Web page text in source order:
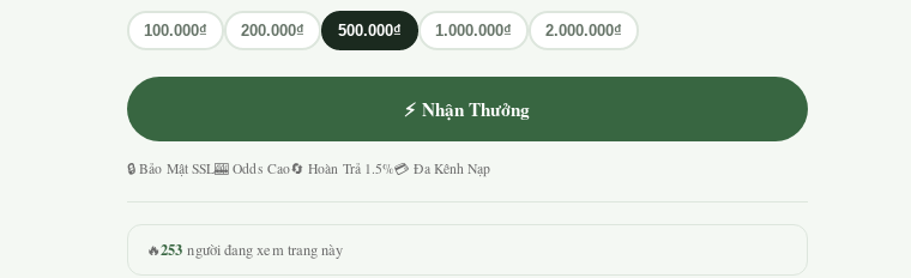
100.000₫ 200.000₫ 500.000₫ 1.000.000₫ 2.000.000₫
⚡ Nhận Thưởng
🔒 Bảo Mật SSL🎰 Odds Cao🔄 Hoàn Trả 1.5%💳 Đa Kênh Nạp
🔥253 người đang xem trang này